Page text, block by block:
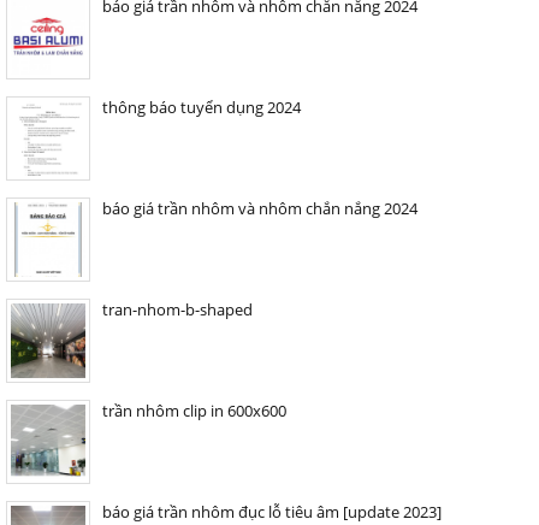
báo giá trần nhôm và nhôm chắn nắng 2024
thông báo tuyển dụng 2024
báo giá trần nhôm và nhôm chắn nắng 2024
tran-nhom-b-shaped
trần nhôm clip in 600x600
báo giá trần nhôm đục lỗ tiêu âm [update 2023]